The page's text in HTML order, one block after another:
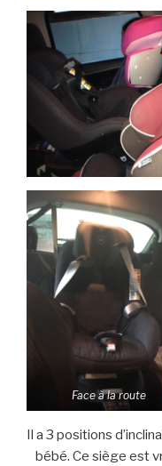
Face à la route
Il a 3 positions
bébé. Ce siège est